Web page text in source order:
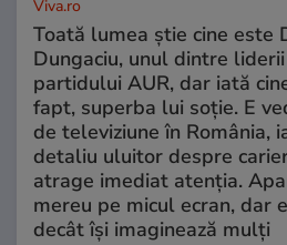
Viva.ro
Toată lumea știe cine este
Dungaciu, unul dintre liderii
partidului AUR, dar iată
fapt, superba lui soție. E
de televiziune în România,
detaliu uluitor despre
atrage imediat atenția.
mereu pe micul ecran, dar
decât își imaginează mulți